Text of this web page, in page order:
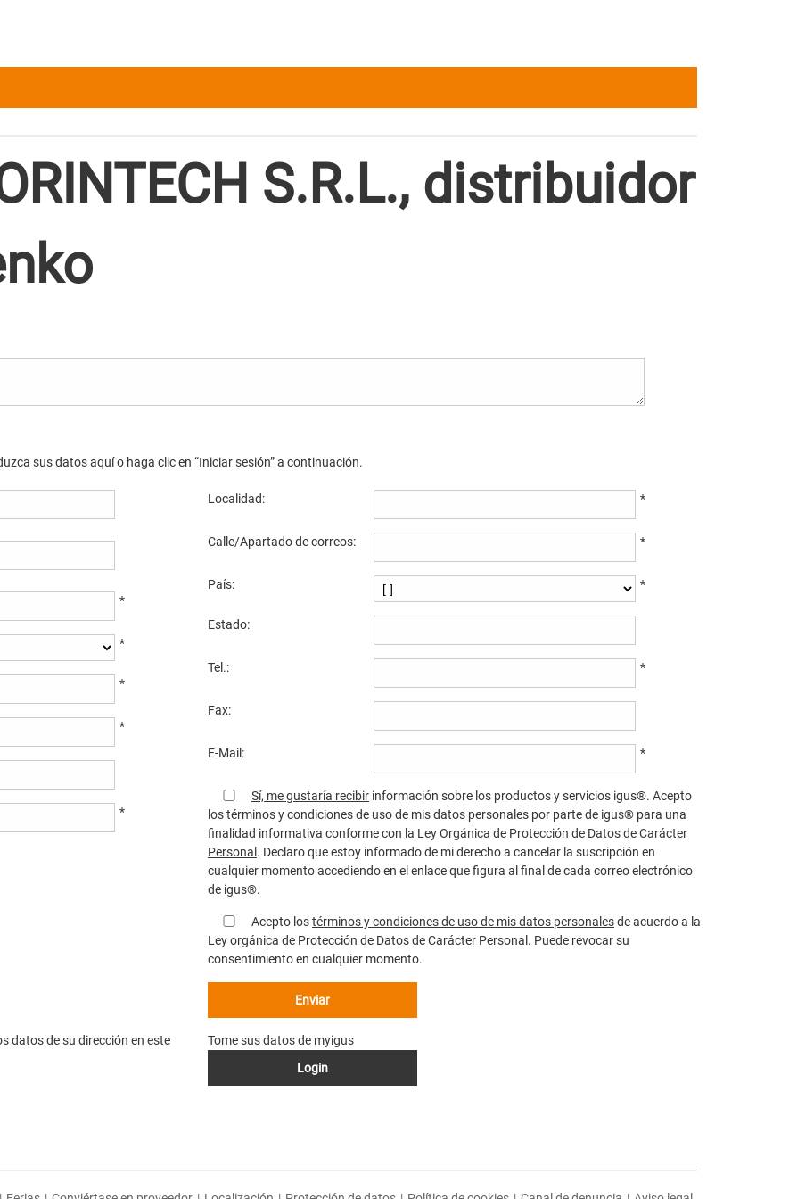
S.R.L., distribuidor
sus datos aquí o haga clic en “Iniciar sesión” a continuación.
*
*
*
*
*
Localidad: *
Calle/Apartado de correos: *
País: *
Estado:
Tel.: *
Fax:
E-Mail: *
Sí, me gustaría recibir información sobre los productos y servicios igus®. Acepto
los términos y condiciones de uso de mis datos personales por parte de igus® para una
finalidad informativa conforme con la Ley Orgánica de Protección de Datos de Carácter
Personal . Declaro que estoy informado de mi derecho a cancelar la suscripción en
cualquier momento accediendo en el enlace que figura al final de cada correo electrónico
de igus®.
Acepto lostérminos y condiciones de uso de mis datos personalesde acuerdo a la
Ley orgánica de Protección de Datos de Carácter Personal. Puede revocar su
consentimiento en cualquier momento.
Enviar
datos de su dirección en este
Tome sus datos de myigus
Login